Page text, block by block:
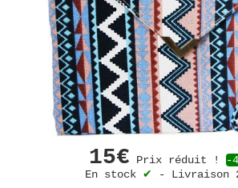
15€ Prix réduit ! -
En stock ✔ - Livraison